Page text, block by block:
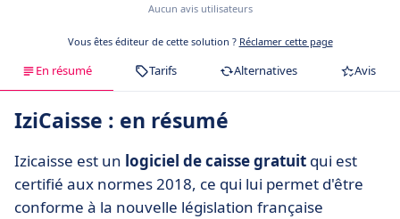
Aucun avis utilisateurs
Vous êtes éditeur de cette solution ? Réclamer cette page
En résumé Tarifs Alternatives Avis
IziCaisse : en résumé
Izicaisse est un logiciel de caisse gratuit qui est
certifié aux normes 2018, ce qui lui permet d'être
conforme à la nouvelle législation française